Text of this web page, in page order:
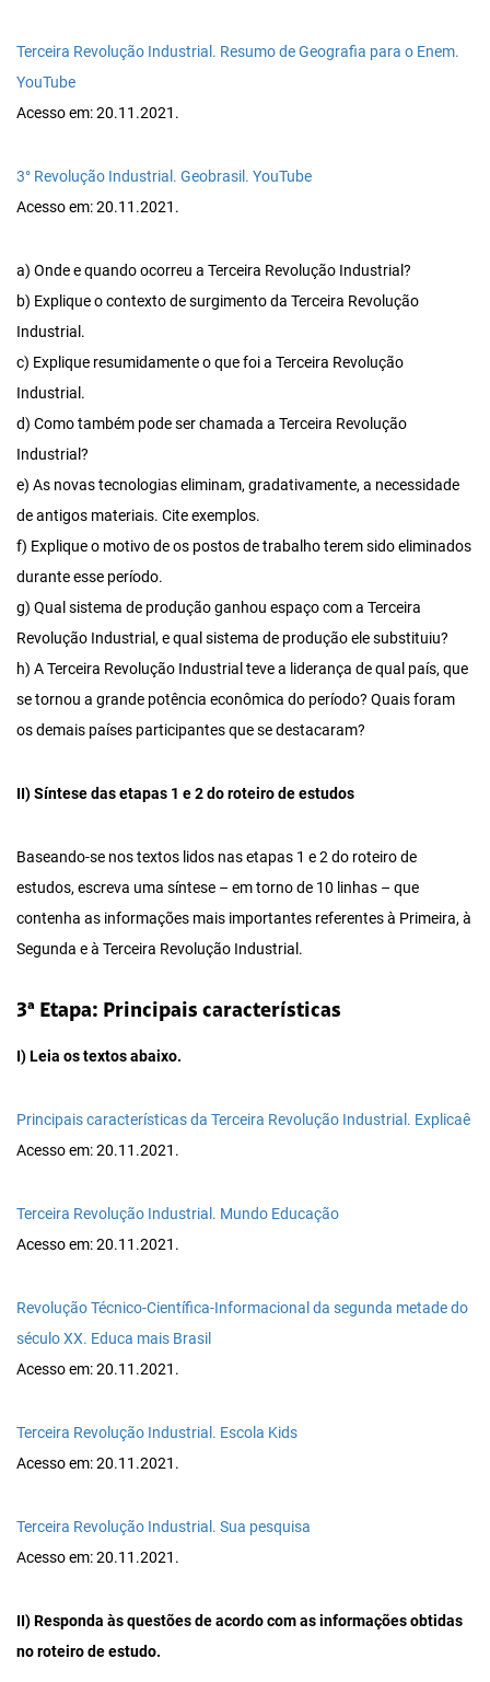
Terceira Revolução Industrial. Resumo de Geografia para o Enem.
YouTube
Acesso em: 20.11.2021.
3° Revolução Industrial. Geobrasil. YouTube
Acesso em: 20.11.2021.
a) Onde e quando ocorreu a Terceira Revolução Industrial?
b) Explique o contexto de surgimento da Terceira Revolução
Industrial.
c) Explique resumidamente o que foi a Terceira Revolução
Industrial.
d) Como também pode ser chamada a Terceira Revolução
Industrial?
e) As novas tecnologias eliminam, gradativamente, a necessidade
de antigos materiais. Cite exemplos.
f) Explique o motivo de os postos de trabalho terem sido eliminados
durante esse período.
g) Qual sistema de produção ganhou espaço com a Terceira
Revolução Industrial, e qual sistema de produção ele substituiu?
h) A Terceira Revolução Industrial teve a liderança de qual país, que
se tornou a grande potência econômica do período? Quais foram
os demais países participantes que se destacaram?
II) Síntese das etapas 1 e 2 do roteiro de estudos
Baseando-se nos textos lidos nas etapas 1 e 2 do roteiro de
estudos, escreva uma síntese – em torno de 10 linhas – que
contenha as informações mais importantes referentes à Primeira, à
Segunda e à Terceira Revolução Industrial.
3ª Etapa: Principais características
I) Leia os textos abaixo.
Principais características da Terceira Revolução Industrial. Explicaê
Acesso em: 20.11.2021.
Terceira Revolução Industrial. Mundo Educação
Acesso em: 20.11.2021.
Revolução Técnico-Científica-Informacional da segunda metade do
século XX. Educa mais Brasil
Acesso em: 20.11.2021.
Terceira Revolução Industrial. Escola Kids
Acesso em: 20.11.2021.
Terceira Revolução Industrial. Sua pesquisa
Acesso em: 20.11.2021.
II) Responda às questões de acordo com as informações obtidas
no roteiro de estudo.